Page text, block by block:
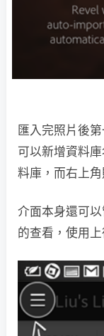
匯入完照片後
可以新增資料
料庫，而右上
介面本身還可
的查看，使用上